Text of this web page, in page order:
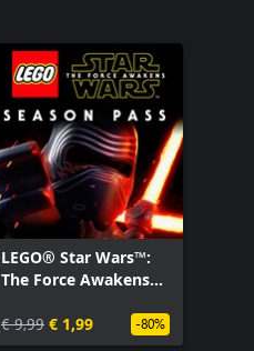
LEGO® Star Wars™:
The Force Awakens
€ 9,99 € 1,99 -80%